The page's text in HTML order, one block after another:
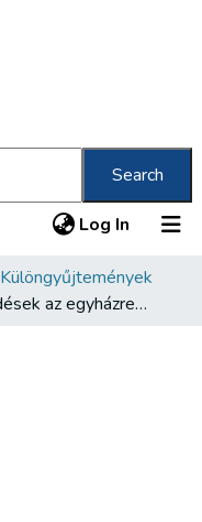
Search
Log In (current)
Különgyűjtemények
Elmélkedések az egyházreformról /